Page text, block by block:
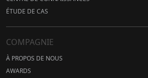
ÉTUDE DE CAS
COMPAGNIE
À PROPOS DE NOUS
AWARDS